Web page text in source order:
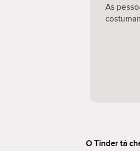
As
O Tinder tá